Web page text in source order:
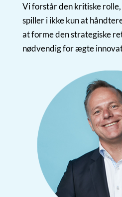
Vi forstår den kritiske
spiller i ikke kun at
at forme den strategiske
nødvendig for ægte